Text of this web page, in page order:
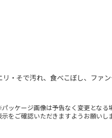
・そで汚れ、食べこぼし、ファ
ケージ画像は予告なく変更とな
をご確認いただきますようお願いし